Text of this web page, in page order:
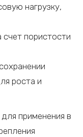
нагрузку,
пористости
роста и
применения в